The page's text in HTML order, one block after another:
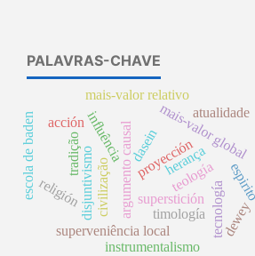
PALAVRAS-CHAVE
argumento causal superstición
proyección
mais-valor global
mais-valor relativo
superveniência local
disjuntivismo
religión tecnología
instrumentalismo
dewey
teología espirito
influência
escola de baden daseinherança
tradição
timología
acción
atualidade
civilização